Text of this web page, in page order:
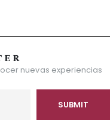
nuevas experiencias